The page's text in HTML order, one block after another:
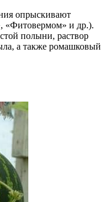
опрыскивают
«Фитовермом» и др.).
полыни, раствор
а также ромашковый